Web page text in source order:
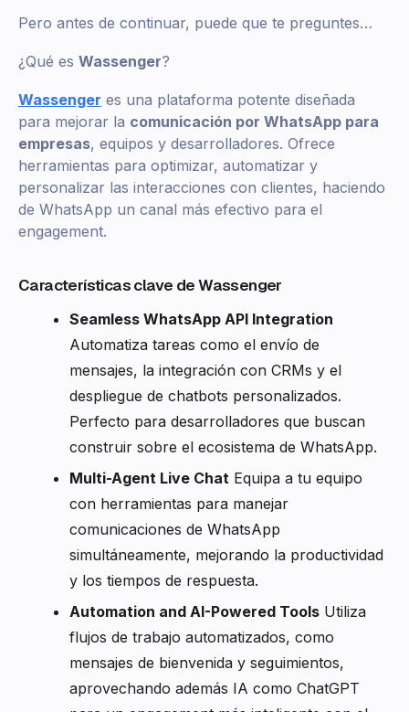
Pero antes de continuar, puede que te preguntes…
¿Qué es Wassenger?
Wassenger es una plataforma potente diseñada
para mejorar la comunicación por WhatsApp para
empresas, equipos y desarrolladores. Ofrece
herramientas para optimizar, automatizar y
personalizar las interacciones con clientes, haciendo
de WhatsApp un canal más efectivo para el
engagement.
Características clave de Wassenger
Seamless WhatsApp API Integration
Automatiza tareas como el envío de
mensajes, la integración con CRMs y el
despliegue de chatbots personalizados.
Perfecto para desarrolladores que buscan
construir sobre el ecosistema de WhatsApp.
Multi-Agent Live Chat Equipa a tu equipo
con herramientas para manejar
comunicaciones de WhatsApp
simultáneamente, mejorando la productividad
y los tiempos de respuesta.
Automation and AI-Powered Tools Utiliza
flujos de trabajo automatizados, como
mensajes de bienvenida y seguimientos,
aprovechando además IA como ChatGPT